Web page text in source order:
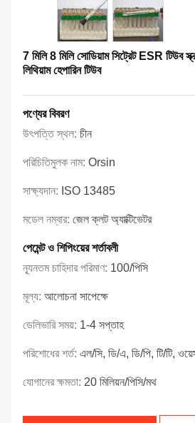
7 মিলি 8 মিলি সোডিয়াম সিট্রেট ESR টিউব
লিথিয়াম হেপারিন টিউব
পণ্যের বিবরণ
উৎপত্তি স্থল: চীন
পরিচিতিমুলক নাম: Orsin
সাক্ষ্যদান: ISO 13485
মডেল নম্বার: জেল ক্লট অ্যাক্টিভেটর
পেমেন্ট ও শিপিংয়ের শর্তাবলী
ন্যূনতম চাহিদার পরিমাণ: 100/পিসি
মূল্য: আলোচনা সাপেক্ষে
ডেলিভারি সময়: 1-4 সপ্তাহ
পরিশোধের শর্ত: এল/সি, ডি/এ, ডি/পি, টি/টি,
যোগানের ক্ষমতা: 20 মিলিয়ন/পিসি/মথ